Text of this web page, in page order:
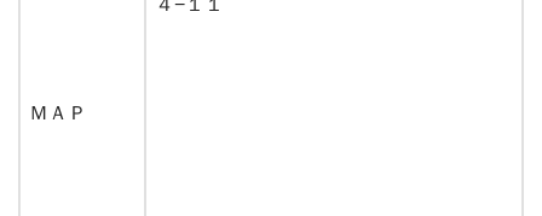
ＭＡＰ
４−１１